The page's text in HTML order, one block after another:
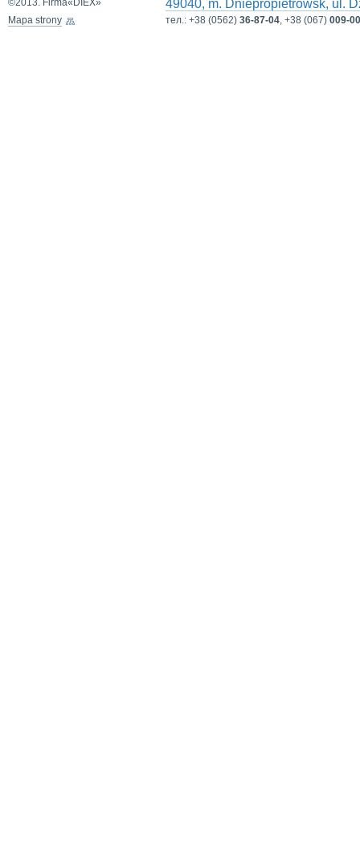
©2013. Firma«DIEX»
Mapa strony
49040, m. Dniepropietrowsk, ul.
тел.: +38 (0562) 36-87-04, +38 (067) 009-